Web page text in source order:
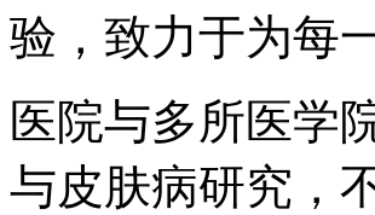
验，致力于为每
医院与多所医学
与皮肤病研究，